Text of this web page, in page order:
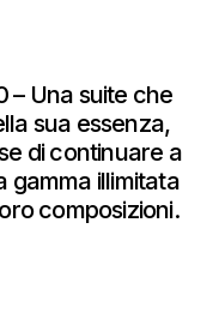
– Una suite che
sua essenza,
di continuare a
gamma illimitata
composizioni.